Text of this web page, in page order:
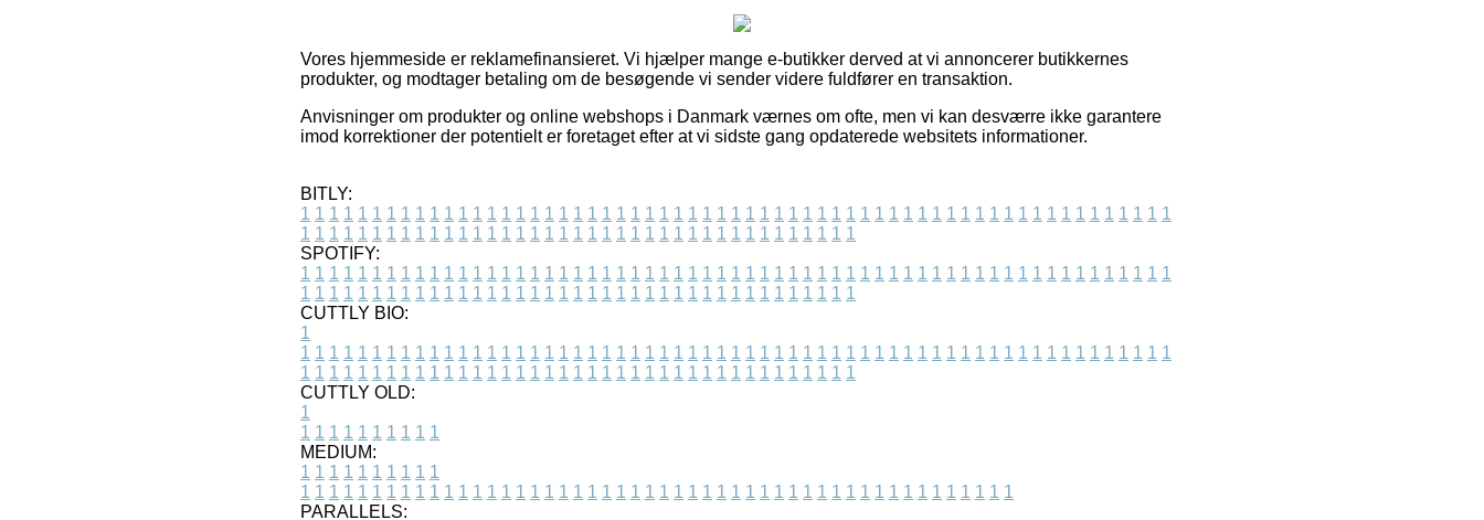
Vores hjemmeside er reklamefinansieret. Vi hjælper mange e-butikker derved at vi annoncerer butikkernes
produkter, og modtager betaling om de besøgende vi sender videre fuldfører en transaktion.
Anvisninger om produkter og online webshops i Danmark værnes om ofte, men vi kan desværre ikke garantere
imod korrektioner der potentielt er foretaget efter at vi sidste gang opdaterede websitets informationer.
BITLY:
1 1 1 1 1 1 1 1 1 1 1 1 1 1 1 1 1 1 1 1 1 1 1 1 1 1 1 1 1 1 1 1 1 1 1 1 1 1 1 1 1 1 1 1 1 1 1 1 1 1 1 1 1 1 1 1 1 1 1 1 1
1 1 1 1 1 1 1 1 1 1 1 1 1 1 1 1 1 1 1 1 1 1 1 1 1 1 1 1 1 1 1 1 1 1 1 1 1 1 1
SPOTIFY:
1 1 1 1 1 1 1 1 1 1 1 1 1 1 1 1 1 1 1 1 1 1 1 1 1 1 1 1 1 1 1 1 1 1 1 1 1 1 1 1 1 1 1 1 1 1 1 1 1 1 1 1 1 1 1 1 1 1 1 1 1
1 1 1 1 1 1 1 1 1 1 1 1 1 1 1 1 1 1 1 1 1 1 1 1 1 1 1 1 1 1 1 1 1 1 1 1 1 1 1
CUTTLY BIO:
1
1 1 1 1 1 1 1 1 1 1 1 1 1 1 1 1 1 1 1 1 1 1 1 1 1 1 1 1 1 1 1 1 1 1 1 1 1 1 1 1 1 1 1 1 1 1 1 1 1 1 1 1 1 1 1 1 1 1 1 1 1
1 1 1 1 1 1 1 1 1 1 1 1 1 1 1 1 1 1 1 1 1 1 1 1 1 1 1 1 1 1 1 1 1 1 1 1 1 1 1
CUTTLY OLD:
1
1 1 1 1 1 1 1 1 1 1
MEDIUM:
1 1 1 1 1 1 1 1 1 1
1 1 1 1 1 1 1 1 1 1 1 1 1 1 1 1 1 1 1 1 1 1 1 1 1 1 1 1 1 1 1 1 1 1 1 1 1 1 1 1 1 1 1 1 1 1 1 1 1 1
PARALLELS: